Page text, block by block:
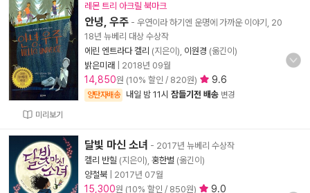
미리보기
레몬 트리 아크릴 북마크
안녕, 우주 - 우연이라 하기엔 운명에 가까운 이야기, 20
18년 뉴베리 대상 수상작
에린 엔트라다 켈리 (지은이), 이원경 (옮긴이)
밝은미래
2018년 09월
14,850원 (10% 할인 / 820원) 9.6
양탄자배송 내일 밤 11시 잠들기전 배송 변경
달빛 마신 소녀 - 2017년 뉴베리 수상작
켈리 반힐 (지은이), 홍한별 (옮긴이)
양철북
2017년 07월
15,300원 (10% 할인 / 850원) 9.0